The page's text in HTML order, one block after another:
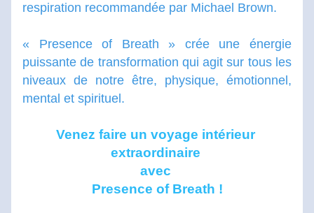
respiration recommandée par Michael Brown.
« Presence of Breath » crée une énergie
puissante de transformation qui agit sur tous les
niveaux de notre être, physique, émotionnel,
mental et spirituel.
Venez faire un voyage intérieur
extraordinaire
avec
Presence of Breath !